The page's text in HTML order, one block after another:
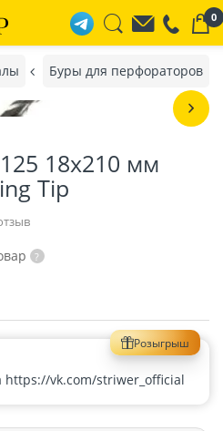
0
Буры для перфораторов
18x210 мм
Tip
Розыгрыш
vk.com/striwer_official